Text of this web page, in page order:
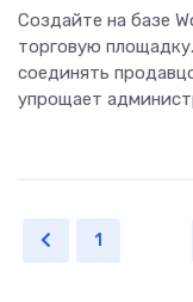
Создайте на базе
торговую
соединять
упрощает
1